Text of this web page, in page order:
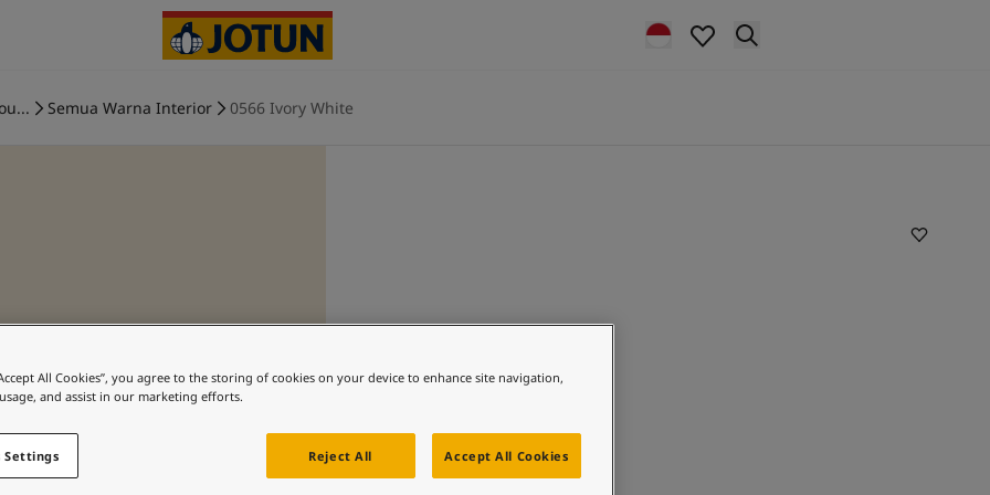
Semua Warna Interior 0566 Ivory White
All Cookies”, you agree to the storing of cookies on your device to enhance site navigation,
and assist in our marketing efforts.
Reject All Accept All Cookies
Settings